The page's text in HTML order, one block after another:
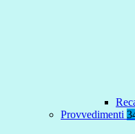
Provvedimenti